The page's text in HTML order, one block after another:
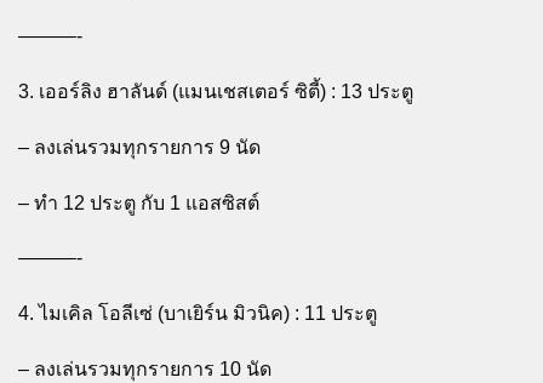
———-
3. เออร์ลิง ฮาลันด์ (แมนเชสเตอร์ ซิตี้) : 13 ประตู
– ลงเล่นรวมทุกรายการ 9 นัด
– ทำ 12 ประตู กับ 1 แอสซิสต์
———-
4. ไมเคิล โอลีเซ่ (บาเยิร์น มิวนิค) : 11 ประตู
– ลงเล่นรวมทุกรายการ 10 นัด